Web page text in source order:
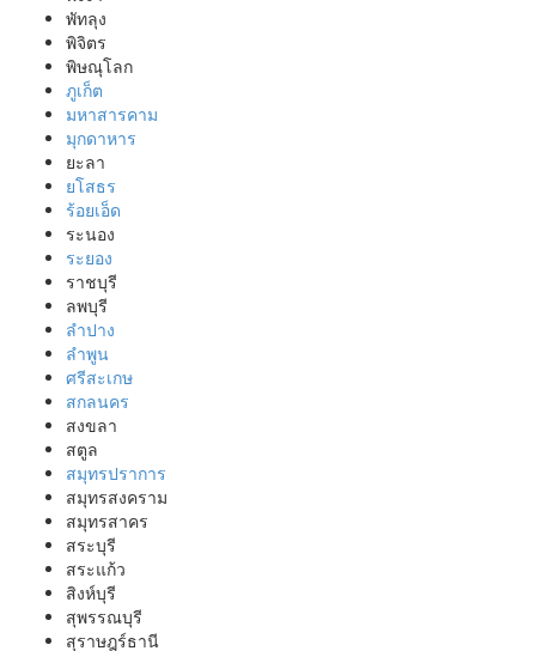
พัทลุง
พิจิตร
พิษณุโลก
ภูเก็ต
มหาสารคาม
มุกดาหาร
ยะลา
ยโสธร
ร้อยเอ็ด
ระนอง
ระยอง
ราชบุรี
ลพบุรี
ลำปาง
ลำพูน
ศรีสะเกษ
สกลนคร
สงขลา
สตูล
สมุทรปราการ
สมุทรสงคราม
สมุทรสาคร
สระบุรี
สระแก้ว
สิงห์บุรี
สุพรรณบุรี
สุราษฎร์ธานี